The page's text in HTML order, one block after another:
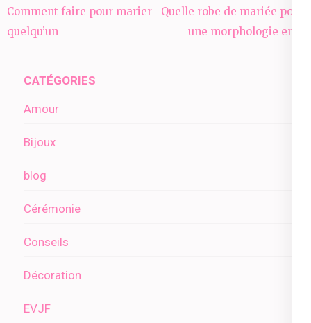
Navigation
de
Comment faire pour marier
quelqu’un
Quelle robe de mariée pour
une morphologie en h
CATÉGORIES
Amour
Bijoux
blog
Cérémonie
Conseils
Décoration
EVJF